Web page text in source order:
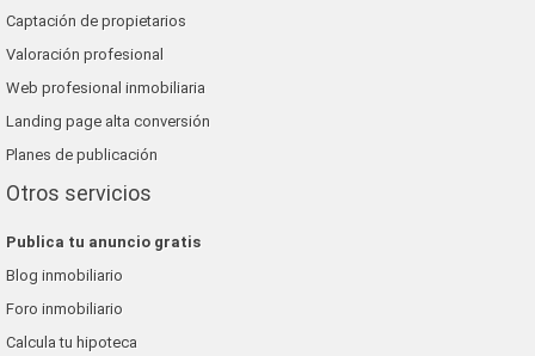
Captación de propietarios
Valoración profesional
Web profesional inmobiliaria
Landing page alta conversión
Planes de publicación
Otros servicios
Publica tu anuncio gratis
Blog inmobiliario
Foro inmobiliario
Calcula tu hipoteca